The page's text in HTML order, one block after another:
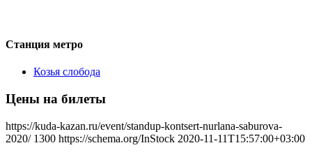
Станция метро
Козья слобода
Цены на билеты
https://kuda-kazan.ru/event/standup-kontsert-nurlana-saburova-
2020/ 1300 https://schema.org/InStock 2020-11-11T15:57:00+03:00